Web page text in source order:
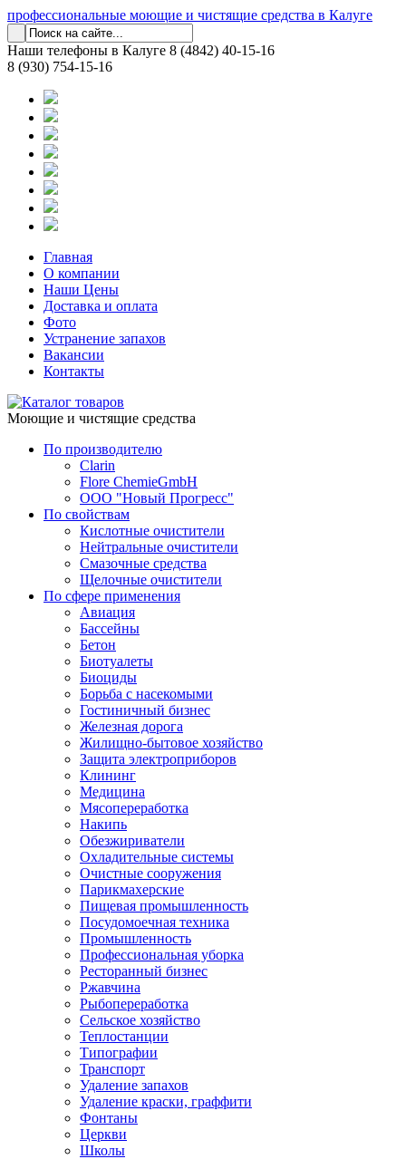
профессиональные моющие и чистящие средства в Калуге
Наши телефоны в Калуге 8 (4842) 40-15-16
8 (930) 754-15-16
Главная
О компании
Наши Цены
Доставка и оплата
Фото
Устранение запахов
Вакансии
Контакты
Моющие и чистящие средства
По производителю
Clarin
Flore ChemieGmbH
ООО "Новый Прогресс"
По свойствам
Кислотные очистители
Нейтральные очистители
Смазочные средства
Щелочные очистители
По сфере применения
Авиация
Бассейны
Бетон
Биотуалеты
Биоциды
Борьба с насекомыми
Гостиничный бизнес
Железная дорога
Жилищно-бытовое хозяйство
Защита электроприборов
Клининг
Медицина
Мясопереработка
Накипь
Обезжириватели
Охладительные системы
Очистные сооружения
Парикмахерские
Пищевая промышленность
Посудомоечная техника
Промышленность
Профессиональная уборка
Ресторанный бизнес
Ржавчина
Рыбопереработка
Сельское хозяйство
Теплостанции
Типографии
Транспорт
Удаление запахов
Удаление краски, граффити
Фонтаны
Церкви
Школы